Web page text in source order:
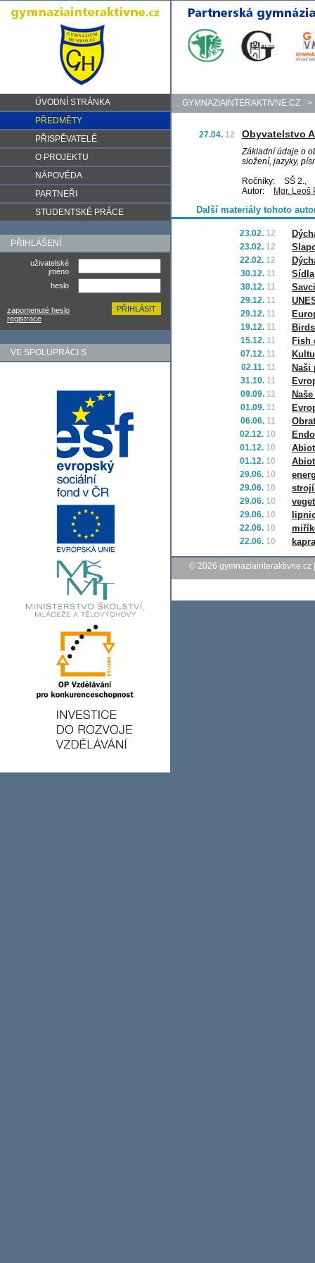
ÚVODNÍ STRÁNKA
PŘEDMĚTY
PŘISPĚVATELÉ
O PROJEKTU
NÁPOVĚDA
PARTNEŘI
STUDENTSKÉ PRÁCE
PŘIHLÁŠENÍ
uživatelské
jméno
heslo
zapomenuté heslo
registrace
VE SPOLUPRÁCI S
GYMNAZIAINTERAKTIVNE.CZ >
27.04. 12 Obyvatelstvo
Základní údaje o
složení, jazyky,
Ročníky:
SŠ 2.,
Autor:
Mgr. Leoš
Další materiály tohoto
23.02. 12
23.02. 12
22.02. 12
30.12. 11
30.12. 11
29.12. 11
29.12. 11
19.12. 11
15.12. 11 Fish
07.12. 11
02.11. 11 Naši
31.10. 11
09.09. 11
01.09. 11
06.06. 11
02.12. 10
01.12. 10
01.12. 10
29.06. 10
29.06. 10
29.06. 10
29.06. 10
22.06. 10
22.06. 10
© 2026 gymnaziainteraktivne.cz